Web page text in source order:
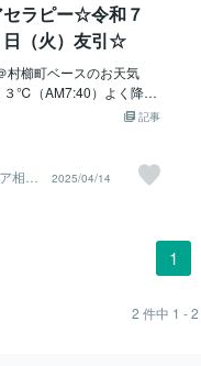
ラピー☆令和７
日（火）友引☆
村櫛町ベースのお天気
３℃（AM7:40）よく降り
菜園の野菜たちも喜んで
撮影また昨日夕刻、カ
さましたようで、小さな
りましたぁ（笑）練習開
リアセラピー”お届けしま
記事
相談
2025/04/14
1
2 件中 1 - 2